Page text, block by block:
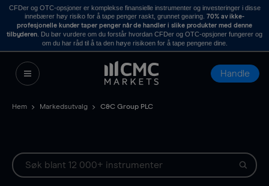
CFDer og OTC-opsjoner er komplekse finansielle instrumenter og investeringer i disse
innebærer høy risiko for å tape penger raskt, grunnet gearing. 70% av ikke-
profesjonelle kunder taper penger når de handler i slike produkter med denne
tilbyderen . Du bør vurdere om du forstår hvordan CFDer og OTC-opsjoner fungerer og
om du har råd til å ta den høye risikoen for å tape pengene dine.
Handle
Hem Markedsutvalg C&C Group PLC